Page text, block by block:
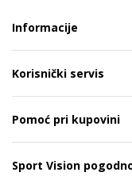
Informacije
Korisnički servis
Pomoć pri kupovini
Sport Vision